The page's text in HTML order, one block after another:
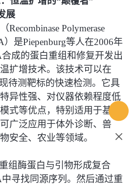
展
Recombinase Polymerase
）是Piepenburg等人在2006年
成的蛋白重组和修复开发出
扩增技术。该技术可以在
待测靶标的快速检测。它具
异性强、对仪器依赖程度低
式等优点，特别适用于基层
广泛应用于体外诊断、兽
安全、农业等领域。
组酶蛋白与引物形成复合
寻找同源序列。然后通过重